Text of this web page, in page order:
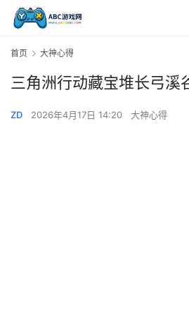
首页 大神心得
三角洲行动藏宝堆长弓溪
ZD 2026年4月17日 14:20 大神心得